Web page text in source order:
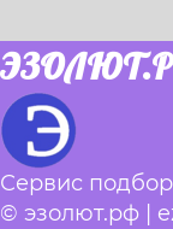
Сервис
© эзолют.рф |